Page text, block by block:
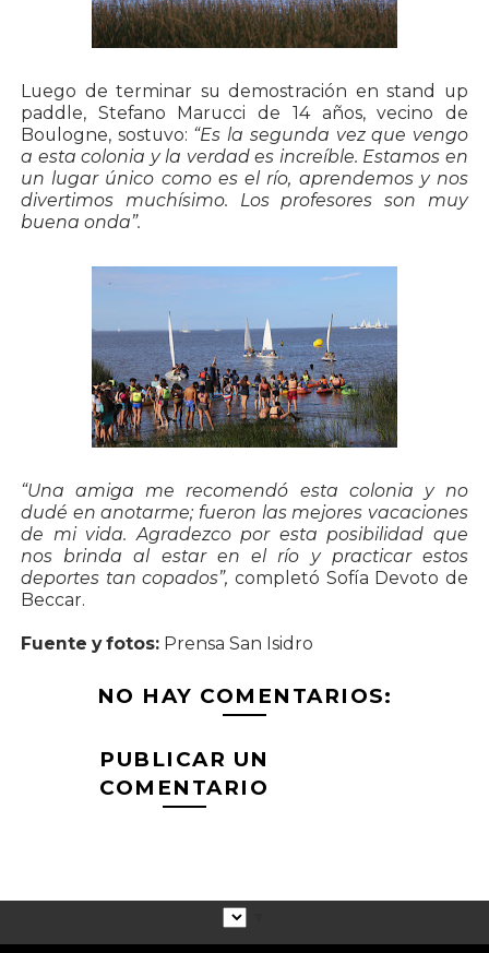
Luego de terminar su demostración en stand up
paddle, Stefano Marucci de 14 años, vecino de
Boulogne, sostuvo: “Es la segunda vez que vengo
a esta colonia y la verdad es increíble. Estamos en
un lugar único como es el río, aprendemos y nos
divertimos muchísimo. Los profesores son muy
buena onda”.
“Una amiga me recomendó esta colonia y no
dudé en anotarme; fueron las mejores vacaciones
de mi vida. Agradezco por esta posibilidad que
nos brinda al estar en el río y practicar estos
deportes tan copados”, completó Sofía Devoto de
Beccar.
Fuente y fotos: Prensa San Isidro
NO HAY COMENTARIOS:
PUBLICAR UN
COMENTARIO